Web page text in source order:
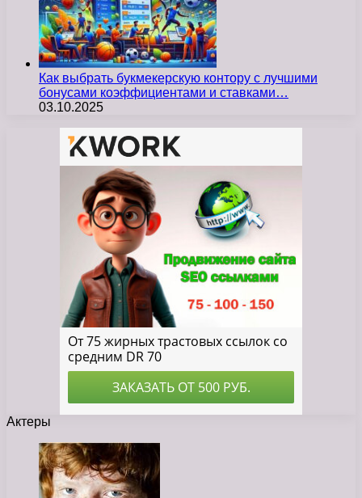
Как выбрать букмекерскую контору с лучшими
бонусами коэффициентами и ставками…
03.10.2025
Актеры